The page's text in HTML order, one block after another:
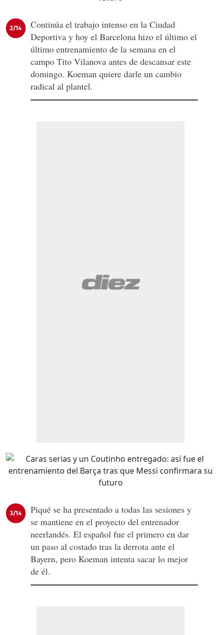
2/14
Continúa el trabajo intenso en la Ciudad
Deportiva y hoy el Barcelona hizo el último el
último entrenamiento de la semana en el
campo Tito Vilanova antes de descansar este
domingo. Koeman quiere darle un cambio
radical al plantel.
3/14
Piqué se ha presentado a todas las sesiones y
se mantiene en el proyecto del entrenador
neerlandés. El español fue el primero en dar
un paso al costado tras la derrota ante el
Bayern, pero Koeman intenta sacar lo mejor
de él.